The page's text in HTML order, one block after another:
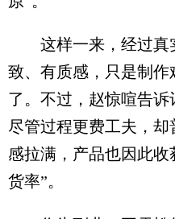
这样一来，经过真
致、有质感，只是制
了。不过，赵惊喧告诉
尽管过程更费工夫，
感拉满，产品也因此
货率”。